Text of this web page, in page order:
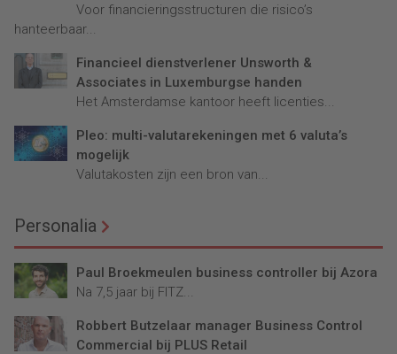
Voor financieringsstructuren die risico’s
hanteerbaar...
Financieel dienstverlener Unsworth &
Associates in Luxemburgse handen
Het Amsterdamse kantoor heeft licenties...
Pleo: multi-valutarekeningen met 6 valuta’s
mogelijk
Valutakosten zijn een bron van...
Personalia
Paul Broekmeulen business controller bij Azora
Na 7,5 jaar bij FITZ...
Robbert Butzelaar manager Business Control
Commercial bij PLUS Retail